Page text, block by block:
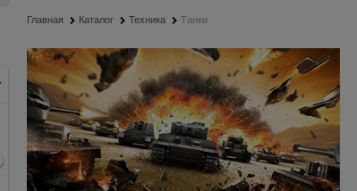
Главная Каталог Техника Танки